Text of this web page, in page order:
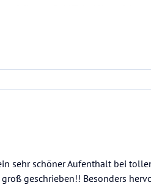
sehr schöner Aufenthalt bei
geschrieben!! Besonders